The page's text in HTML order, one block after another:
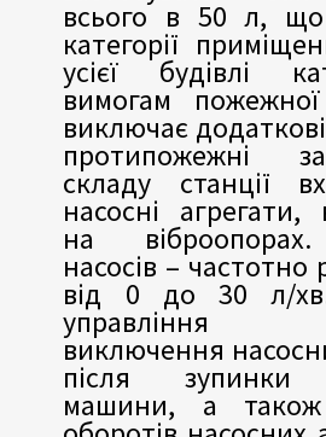
всього в 50 л, що
категорії
усієї будівлі
вимогам
виключає
протипожежні
складу станції
насосні агрегати,
на
насосів – частотно
від 0 до 30 л/
управління
виключення
після зупинки
машини, а